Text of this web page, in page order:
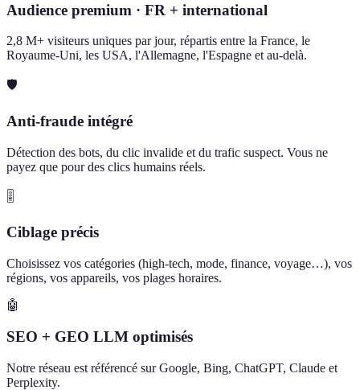
Audience premium · FR + international
2,8 M+ visiteurs uniques par jour, répartis entre la France, le
Royaume-Uni, les USA, l'Allemagne, l'Espagne et au-delà.
🛡️
Anti-fraude intégré
Détection des bots, du clic invalide et du trafic suspect. Vous ne
payez que pour des clics humains réels.
🎚️
Ciblage précis
Choisissez vos catégories (high-tech, mode, finance, voyage…), vos
régions, vos appareils, vos plages horaires.
🤖
SEO + GEO LLM optimisés
Notre réseau est référencé sur Google, Bing, ChatGPT, Claude et
Perplexity.